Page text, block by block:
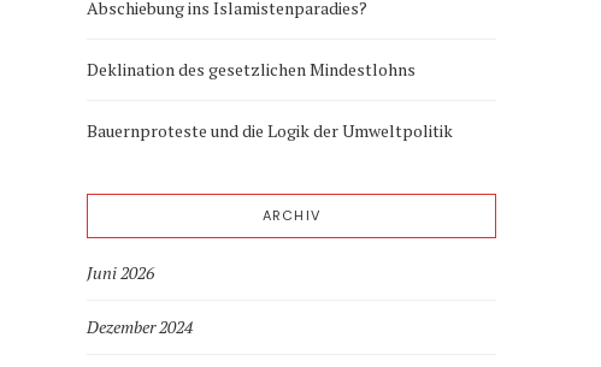
Abschiebung ins Islamistenparadies?
Deklination des gesetzlichen Mindestlohns
Bauernproteste und die Logik der Umweltpolitik
ARCHIV
Juni 2026
Dezember 2024